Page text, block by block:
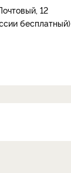
12
бесплатный)